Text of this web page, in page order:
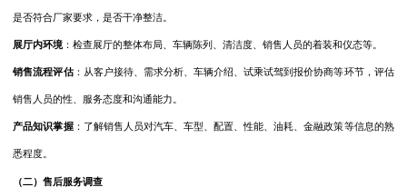
是否符合厂家要求，是否干净整洁。
展厅内环境 ：检查展厅的整体布局、车辆陈列、清洁度、销售人员的着装和仪态等。
销售流程评估：从客户接待、需求分析、车辆介绍、试乘试驾到报价协商等环节，评估
销售人员的性、服务态度和沟通能力。
产品知识掌握：了解销售人员对汽车、车型、配置、性能、油耗、金融政策等信息的熟
悉程度。
（二）售后服务调查